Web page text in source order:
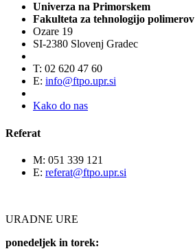
Univerza na Primorskem
Fakulteta za tehnologijo polimerov
Ozare 19
SI-2380 Slovenj Gradec
T: 02 620 47 60
E: info@ftpo.upr.si
Kako do nas
Referat
M: 051 339 121
E: referat@ftpo.upr.si
URADNE URE
ponedeljek in torek: